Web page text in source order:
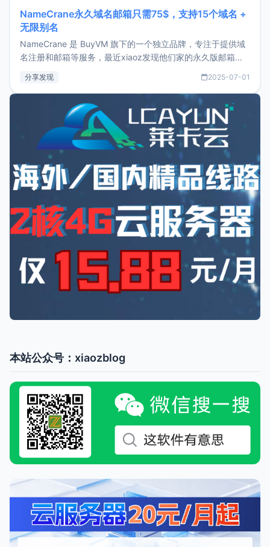
NameCrane永久域名邮箱只需75$，支持15个域名 +
无限别名
NameCrane 是 BuyVM 旗下的一个独立品牌，专注于提供域
名注册和邮箱等服务，最近xiaoz发现他们家的永久版邮箱服
又实惠的域名邮箱，不妨尝试一下 NameCrane。注册
NameCraneNameCrane不支持直接注册，必须要购买
分享发现 2025-07-01
本站公众号：xiaozblog